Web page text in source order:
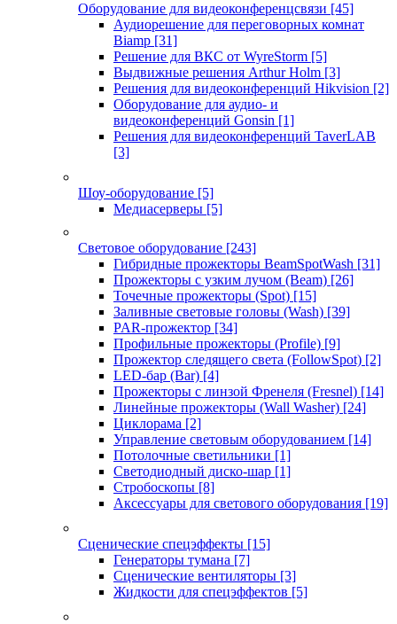
Оборудование для видеоконференцсвязи [45]
Аудиорешение для переговорных комнат
Biamp [31]
Решение для ВКС от WyreStorm [5]
Выдвижные решения Arthur Holm [3]
Решения для видеоконференций Hikvision [2]
Оборудование для аудио- и
видеоконференций Gonsin [1]
Решения для видеоконференций TaverLAB
[3]
Шоу-оборудование [5]
Медиасерверы [5]
Световое оборудование [243]
Гибридные прожекторы BeamSpotWash [31]
Прожекторы с узким лучом (Beam) [26]
Точечные прожекторы (Spot) [15]
Заливные световые головы (Wash) [39]
PAR-прожектор [34]
Профильные прожекторы (Profile) [9]
Прожектор следящего света (FollowSpot) [2]
LED-бар (Bar) [4]
Прожекторы с линзой Френеля (Fresnel) [14]
Линейные прожекторы (Wall Washer) [24]
Циклорама [2]
Управление световым оборудованием [14]
Потолочные светильники [1]
Светодиодный диско-шар [1]
Стробоскопы [8]
Аксессуары для светового оборудования [19]
Сценические спецэффекты [15]
Генераторы тумана [7]
Сценические вентиляторы [3]
Жидкости для спецэффектов [5]